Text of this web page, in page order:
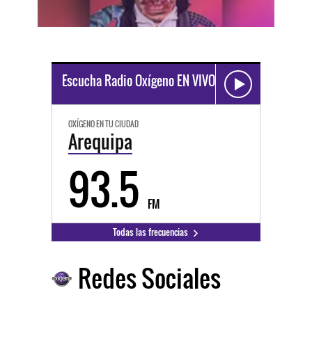
Escucha Radio Oxígeno EN VIVO
OXÍGENO EN TU CIUDAD
Arequipa
93.5 FM
Todas las frecuencias
Redes Sociales